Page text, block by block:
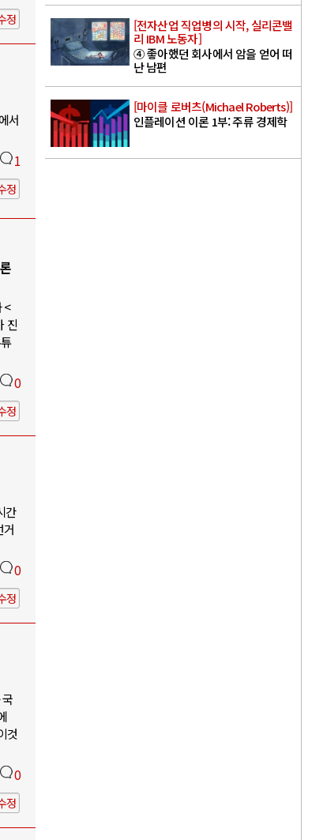
정
서
1
정
<
진
0
정
간
거
0
정
것
0
정
[전자산업 직업병의 시작, 실리콘밸
리 IBM 노동자]
④ 좋아했던 회사에서 암을 얻어 떠
난 남편
[마이클 로버츠(Michael Roberts)]
인플레이션 이론 1부: 주류 경제학